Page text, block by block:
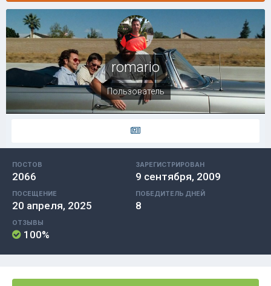
romario
Пользователь
ПОСТОВ
2066
ЗАРЕГИСТРИРОВАН
9 сентября, 2009
ПОСЕЩЕНИЕ
20 апреля, 2025
ПОБЕДИТЕЛЬ ДНЕЙ
8
ОТЗЫВЫ
100%